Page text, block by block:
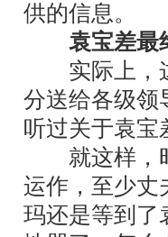
供的信息。
袁宝差最
实际上，这
分送给各级领
听过关于袁
就这样，时
运作，至少丈
玛还是等到了